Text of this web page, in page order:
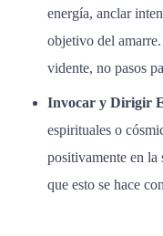
energía, anclar
objetivo del
vidente, no pasos
Invocar y Dirigir
espirituales o
positivamente en la
que esto se hace